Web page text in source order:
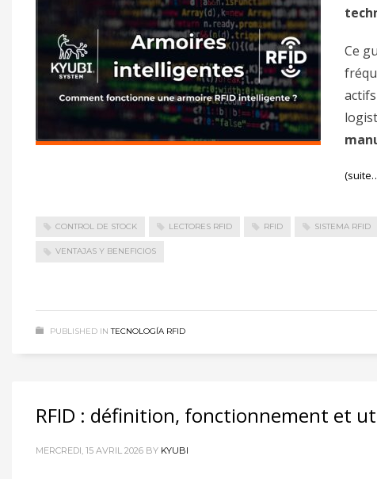
Ce
CONTROL DE STOCK LECTORES RFID RFID SISTEMA RFID
VENTAJAS Y BENEFICIOS
PUBLISHED IN TECNOLOGÍA RFID
RFID : définition, fonctionnement et
MERCREDI, 15 AVRIL 2026 BY KYUBI